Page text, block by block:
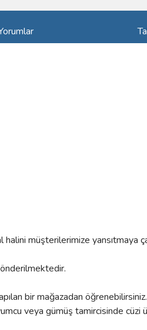
müşterilerimize yansıtmaya
bir mağazadan
veya gümüş tamircisinde cüzi